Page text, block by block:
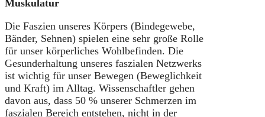
Muskulatur
Die Faszien unseres Körpers (Bindegewebe,
Bänder, Sehnen) spielen eine sehr große Rolle
für unser körperliches Wohlbefinden. Die
Gesunderhaltung unseres faszialen Netzwerks
ist wichtig für unser Bewegen (Beweglichkeit
und Kraft) im Alltag. Wissenschaftler gehen
davon aus, dass 50 % unserer Schmerzen im
faszialen Bereich entstehen, nicht in der